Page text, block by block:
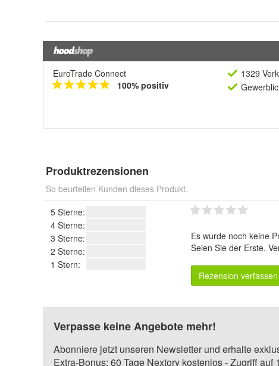
EuroTrade Connect
100% positiv
1329
Produktrezensionen
So beurteilen Kunden dieses Produkt.
5 Sterne:
4 Sterne:
3 Sterne:
2 Sterne:
1 Stern:
Es wurde noch keine
Seien Sie der Erste.
Rezension verfassen
Verpasse keine Angebote mehr!
Abonniere jetzt unseren Newsletter und erhalte
Extra-Bonus: 60 Tage Nextory kostenlos - Zugriff